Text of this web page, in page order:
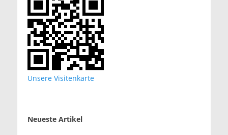
Unsere Visitenkarte
Neueste Artikel